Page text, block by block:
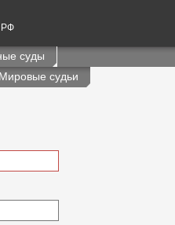
РФ
суды
Мировые судьи